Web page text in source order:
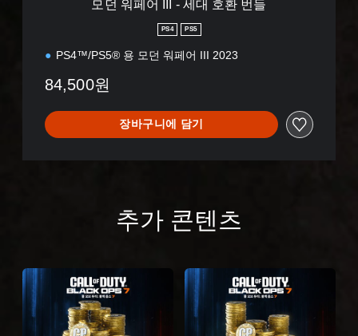
모던 워페어 III - 세대 호환 번들
PS4 PS5
PS4™/PS5® 용 모던 워페어 III 2023
84,500원
장바구니에 담기
추가 콘텐츠